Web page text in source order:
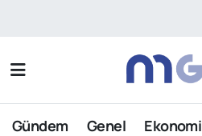
Gündem Genel Ekonomi
Nöbetçi Eczaneler
Hava Durumu